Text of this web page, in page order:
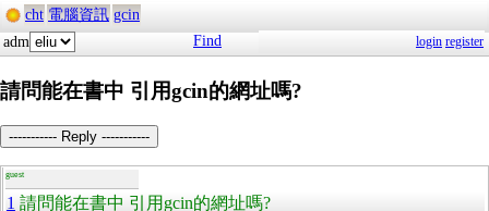
cht 電腦資訊 gcin
adm
Find login register
請問能在書中 引用gcin的網址嗎?
----------- Reply -----------
guest
1 請問能在書中 引用gcin的網址嗎?